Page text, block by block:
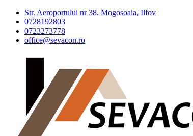
Str. Aeroportului nr 38, Mogosoaia, Ilfov
0728192803
0723273778
office@sevacon.ro